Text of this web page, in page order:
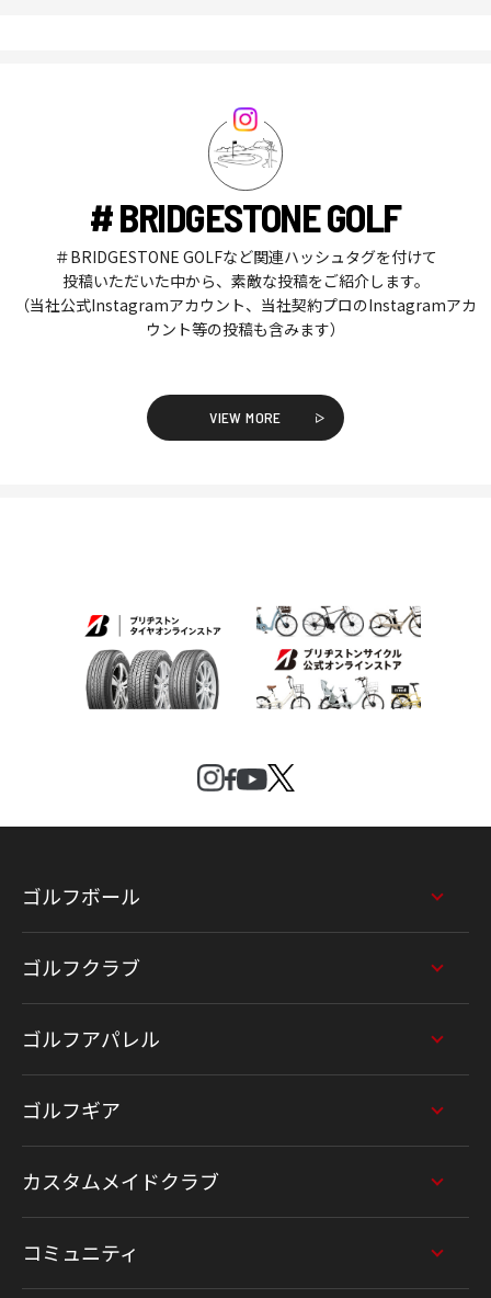
# BRIDGESTONE GOLF
＃BRIDGESTONE GOLFなど関連ハッシュタグを付けて
投稿いただいた中から、素敵な投稿をご紹介します。
（当社公式Instagramアカウント、当社契約プロのInstagramアカ
ウント等の投稿も含みます）
VIEW MORE
ゴルフボール
ゴルフクラブ
ゴルフアパレル
ゴルフギア
カスタムメイドクラブ
コミュニティ